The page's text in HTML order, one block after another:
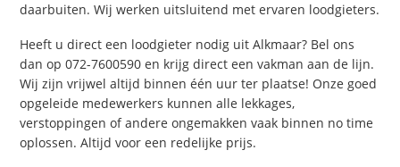
daarbuiten. Wij werken uitsluitend met ervaren loodgieters.
Heeft u direct een loodgieter nodig uit Alkmaar? Bel ons
dan op 072-7600590 en krijg direct een vakman aan de lijn.
Wij zijn vrijwel altijd binnen één uur ter plaatse! Onze goed
opgeleide medewerkers kunnen alle lekkages,
verstoppingen of andere ongemakken vaak binnen no time
oplossen. Altijd voor een redelijke prijs.